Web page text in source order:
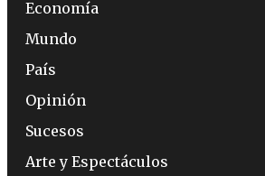
Economía
Mundo
País
Opinión
Sucesos
Arte y Espectáculos